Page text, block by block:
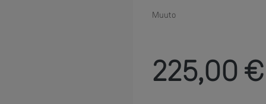
Muuto
225,00 €